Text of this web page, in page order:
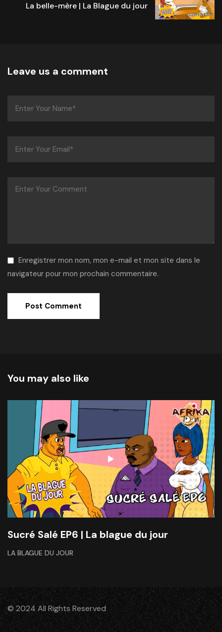
La belle-mère | La Blague du jour
Leave us a comment
Enregistrer mon nom, mon e-mail et mon site dans le
navigateur pour mon prochain commentaire.
You may also like
Sucré Salé EP6 | La blague du jour
LA BLAGUE DU JOUR
© 2024 All Rights Reserved